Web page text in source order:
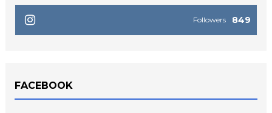
849
Followers
FACEBOOK